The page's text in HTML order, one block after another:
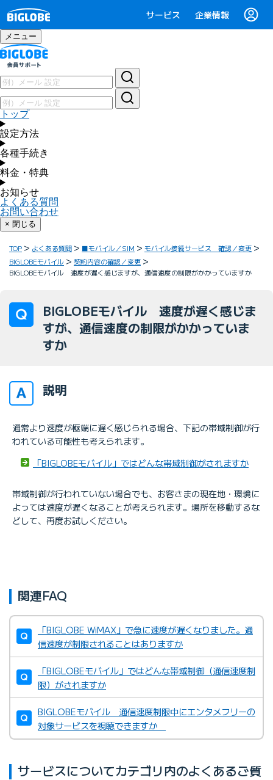
サービス 企業情報
メニュー
トップ
設定方法
各種手続き
料金・特典
お知らせ
よくある質問
お問い合わせ
× 閉じる
TOP よくある質問 ■モバイル／SIM
モバイル接続サービス 確認／変更
BIGLOBEモバイル
契約内容の確認／変更
BIGLOBEモバイル 速度が遅く感じますが、通信速度の制限がかかっていますか
BIGLOBEモバイル 速度が遅く感じま
すが、通信速度の制限がかかっていま
すか
説明
通常より速度が極端に遅く感じられる場合、下記の帯域制御が行
われている可能性も考えられます。
「BIGLOBEモバイル」ではどんな帯域制御がされますか
帯域制御が行われていない場合でも、お客さまの現在地・環境に
よっては速度が遅くなることが考えられます。場所を移動するな
どして、再度お試しください。
関連FAQ
「BIGLOBE WiMAX」で急に速度が遅くなりました。通
信速度が制限されることはありますか
「BIGLOBEモバイル」ではどんな帯域制御（通信速度制
限）がされますか
BIGLOBEモバイル 通信速度制限中にエンタメフリーの
対象サービスを視聴できますか
サービスについてカテゴリ内のよくあるご質